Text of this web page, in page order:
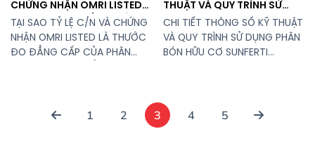
CHỨNG NHẬN OMRI LISTED
LÀ THƯỚC ĐO ĐẲNG CẤP
CỦA PHÂN HỮU CƠ NHẬP
KHẨU ?
TẠI SAO TỶ LỆ C/N VÀ CHỨNG
NHẬN OMRI LISTED LÀ THƯỚC
ĐO ĐẲNG CẤP CỦA PHÂN
tỷ lệ C/N lý tưởng và chứng
THUẬT VÀ QUY TRÌNH SỬ
DỤNG PHÂN BÓN HỮU CƠ
SUNFERTI ORGANIC 80 OM
CHI TIẾT THÔNG SỐ KỸ THUẬT
VÀ QUY TRÌNH SỬ DỤNG PHÂN
BÓN HỮU CƠ SUNFERTI
giàu hữu cơ, hỗ trợ cải tạo
đất và phát triển bộ rễ. Phân
1 2 3 4 5